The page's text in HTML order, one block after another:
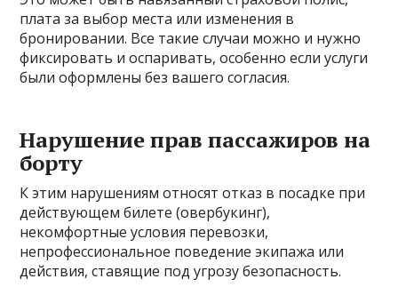
плата за выбор места или изменения в
бронировании. Все такие случаи можно и нужно
фиксировать и оспаривать, особенно если услуги
были оформлены без вашего согласия.
Нарушение прав пассажиров на
борту
К этим нарушениям относят отказ в посадке при
действующем билете (овербукинг),
некомфортные условия перевозки,
непрофессиональное поведение экипажа или
действия, ставящие под угрозу безопасность.